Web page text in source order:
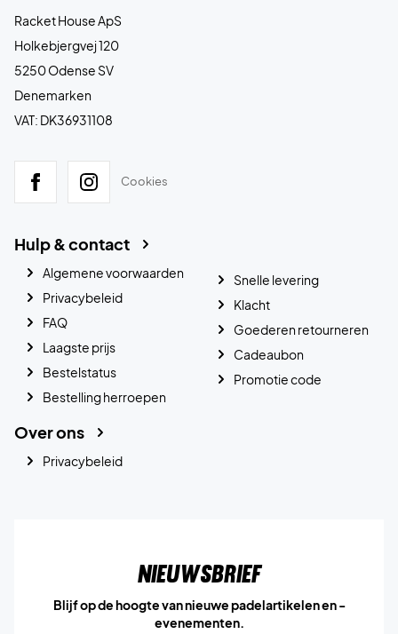
Racket House ApS
Holkebjergvej 120
5250 Odense SV
Denemarken
VAT: DK36931108
Cookies
Hulp & contact
Algemene voorwaarden
Privacybeleid
FAQ
Laagste prijs
Bestelstatus
Bestelling herroepen
Snelle levering
Klacht
Goederen retourneren
Cadeaubon
Promotie code
Over ons
Privacybeleid
Nieuwsbrief
Blijf op de hoogte van nieuwe padelartikelen en -
evenementen.